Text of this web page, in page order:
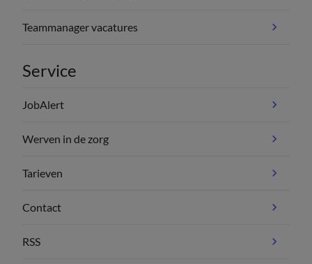
Teammanager vacatures
Service
JobAlert
Werven in de zorg
Tarieven
Contact
RSS